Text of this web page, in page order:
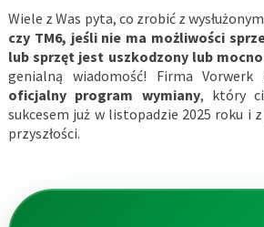
Wiele z Was pyta, co zrobić z
czy TM6, jeśli nie ma możliwości
lub sprzęt jest uszkodzony lub
genialną wiadomość! Firma Vorwerk
oficjalny program wymiany, który
sukcesem już w listopadzie 2025 roku i
przyszłości.